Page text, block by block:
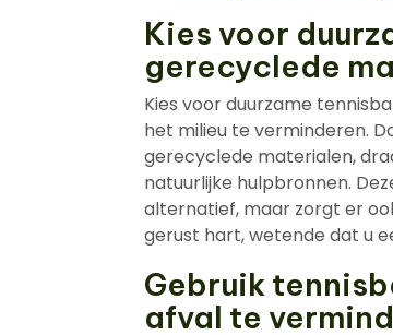
Kies voor
gerecyclede
Kies voor duurzame
het milieu te verminderen.
gerecyclede materialen,
natuurlijke hulpbronnen.
alternatief, maar zorgt er
gerust hart, wetende dat u
Gebruik
afval te